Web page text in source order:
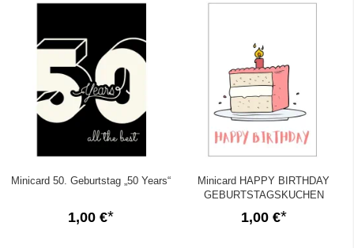
Minicard 50. Geburtstag „50 Years“
1,00 €
Minicard HAPPY BIRTHDAY
GEBURTSTAGSKUCHEN
1,00 €